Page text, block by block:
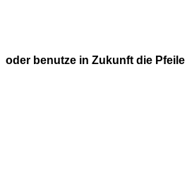
oder benutze in Zukunft die Pfeile